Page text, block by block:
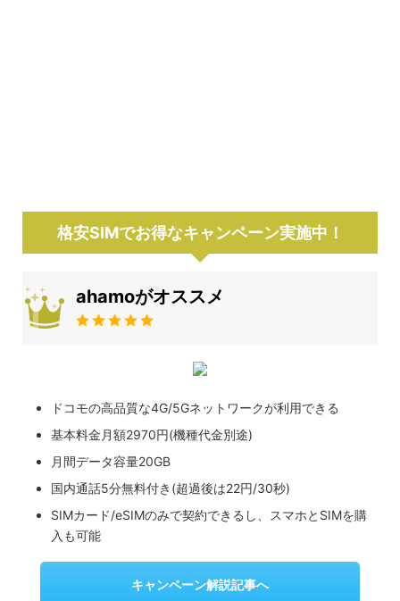
格安SIMでお得なキャンペーン実施中！
ahamoがオススメ
ドコモの高品質な4G/5Gネットワークが利用できる
基本料金月額2970円(機種代金別途)
月間データ容量20GB
国内通話5分無料付き(超過後は22円/30秒)
SIMカード/eSIMのみで契約できるし、スマホとSIMを購
入も可能
キャンペーン解説記事へ